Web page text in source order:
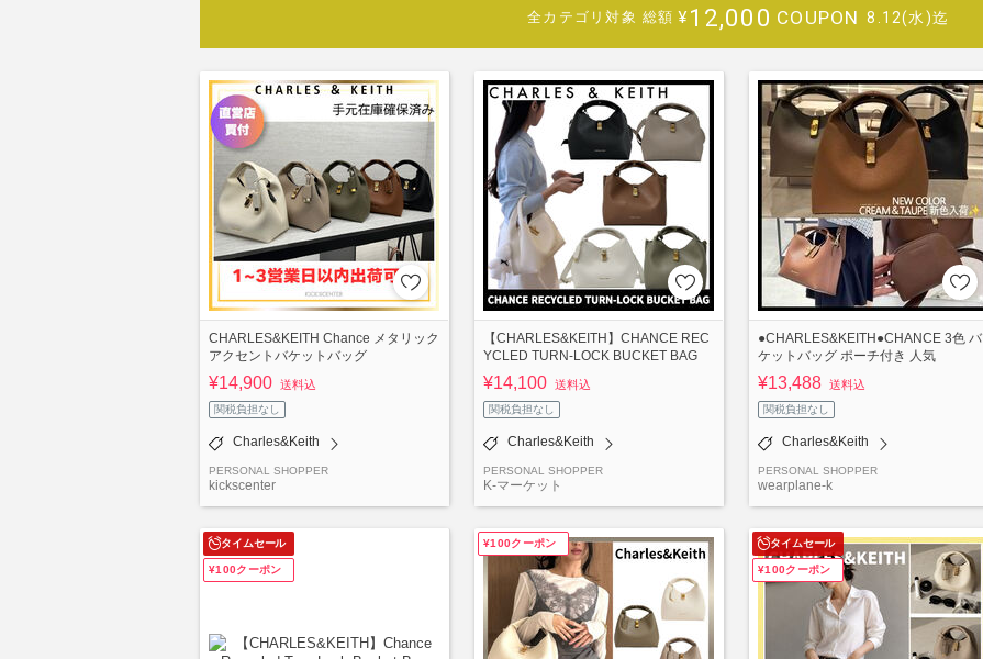
全カテゴリ対象 総額 ¥12,000 COUPON 8.12(水)迄
CHARLES&KEITH Chance メタリック
アクセントバケットバッグ
¥14,900 送料込
関税負担なし
Charles&Keith
PERSONAL SHOPPER
kickscenter
【CHARLES&KEITH】CHANCE REC
YCLED TURN-LOCK BUCKET BAG
¥14,100 送料込
関税負担なし
Charles&Keith
PERSONAL SHOPPER
K-マーケット
●CHARLES&KEITH●CHANCE 3色 バ
ケットバッグ ポーチ付き 人気
¥13,488 送料込
関税負担なし
Charles&Keith
PERSONAL SHOPPER
wearplane-k
タイムセール
¥100クーポン
¥100クーポン タイムセール
¥100クーポン